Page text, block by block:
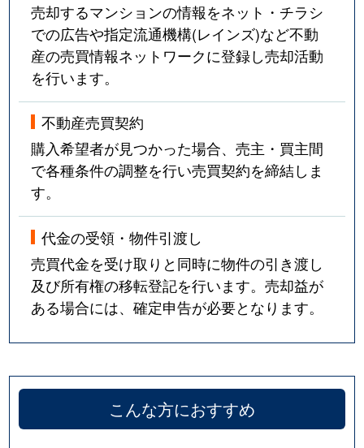
売却するマンションの情報をネット・チラシ
での広告や指定流通機構(レインズ)など不動
産の売買情報ネットワークに登録し売却活動
を行います。
不動産売買契約
購入希望者が見つかった場合、売主・買主間
で各種条件の調整を行い売買契約を締結しま
す。
代金の受領・物件引渡し
売買代金を受け取りと同時に物件の引き渡し
及び所有権の移転登記を行います。売却益が
ある場合には、確定申告が必要となります。
こんな方におすすめ